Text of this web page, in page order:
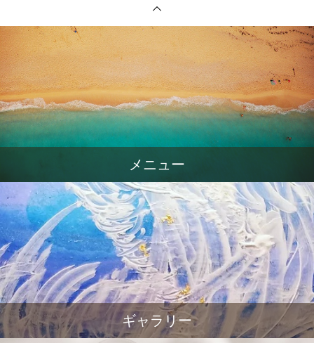
メニュー
ギャラリー